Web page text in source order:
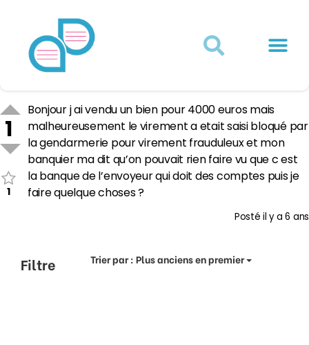
1
1
Bonjour j ai vendu un bien pour 4000 euros mais
malheureusement le virement a etait saisi bloqué par
la gendarmerie pour virement frauduleux et mon
banquier ma dit qu’on pouvait rien faire vu que c est
la banque de l’envoyeur qui doit des comptes puis je
faire quelque choses ?
Postéil y a 6 ans
Filtre Trier par :Plus anciens en premier